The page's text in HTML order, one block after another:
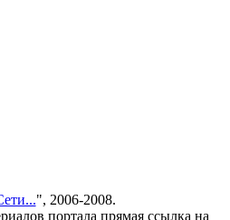
", 2006-2008.
портала прямая ссылка на